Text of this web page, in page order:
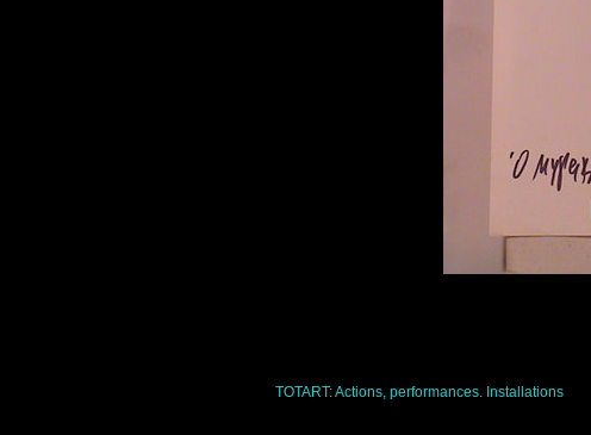
TOTART:Actions, performances. Installations